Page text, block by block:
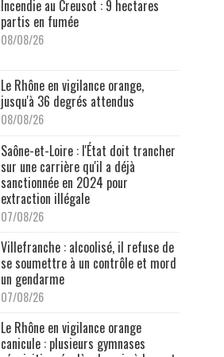
Incendie au Creusot : 9 hectares
partis en fumée
08/08/26
Le Rhône en vigilance orange,
jusqu'à 36 degrés attendus
08/08/26
Saône-et-Loire : l'État doit trancher
sur une carrière qu'il a déjà
sanctionnée en 2024 pour
extraction illégale
07/08/26
Villefranche : alcoolisé, il refuse de
se soumettre à un contrôle et mord
un gendarme
07/08/26
Le Rhône en vigilance orange
canicule : plusieurs gymnases